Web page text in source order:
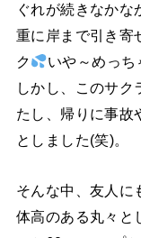
ぐれが続きなか
重に岸まで引き寄
ク
いや～めっち
しかし、このサ
たし、帰りに事故
としました(笑)。
そんな中、友人に
体高のある丸々と